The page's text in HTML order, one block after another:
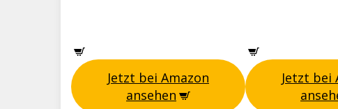
Jetzt bei Amazon
ansehen
Jetzt bei